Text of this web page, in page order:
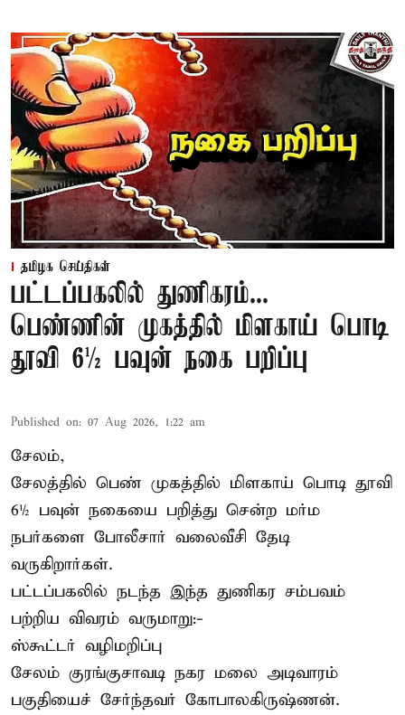
தமிழக செய்திகள்
பட்டப்பகலில் துணிகரம்...
பெண்ணின் முகத்தில் மிளகாய் பொடி
தூவி 6½ பவுன் நகை பறிப்பு
Published on: 07 Aug 2026, 1:22 am
சேலம்,
சேலத்தில் பெண் முகத்தில் மிளகாய் பொடி தூவி
6½ பவுன் நகையை பறித்து சென்ற மர்ம
நபர்களை போலீசார் வலைவீசி தேடி
வருகிறார்கள்.
பட்டப்பகலில் நடந்த இந்த துணிகர சம்பவம்
பற்றிய விவரம் வருமாறு:-
ஸ்கூட்டர் வழிமறிப்பு
சேலம் குரங்குசாவடி நகர மலை அடிவாரம்
பகுதியைச் சேர்ந்தவர் கோபாலகிருஷ்ணன்.